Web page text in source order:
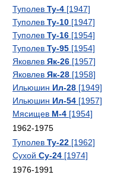
Туполев Ту-4 [1947]
Туполев Ту-10 [1947]
Туполев Ту-16 [1954]
Туполев Ту-95 [1954]
Яковлев Як-26 [1957]
Яковлев Як-28 [1958]
Ильюшин Ил-28 [1949]
Ильюшин Ил-54 [1957]
Мясищев М-4 [1954]
1962-1975
Туполев Ту-22 [1962]
Сухой Су-24 [1974]
1976-1991